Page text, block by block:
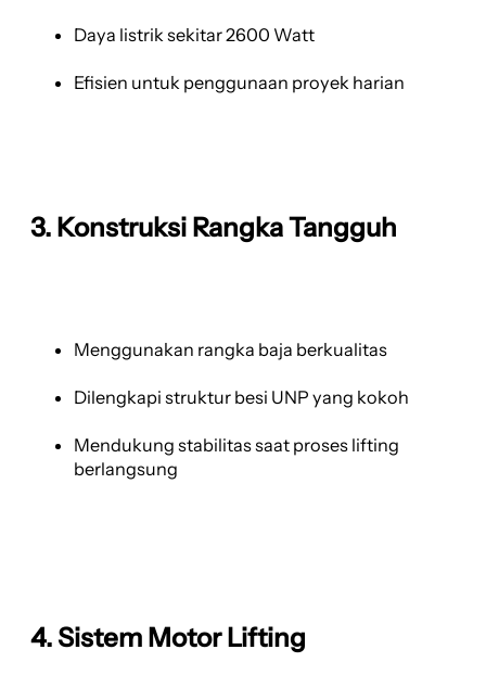
Daya listrik sekitar 2600 Watt
Efisien untuk penggunaan proyek harian
3. Konstruksi Rangka Tangguh
Menggunakan rangka baja berkualitas
Dilengkapi struktur besi UNP yang kokoh
Mendukung stabilitas saat proses lifting
berlangsung
4. Sistem Motor Lifting